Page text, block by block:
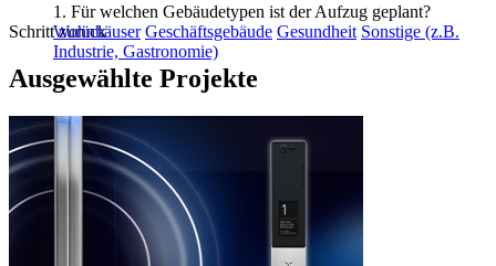
1. Für welchen Gebäudetypen ist der Aufzug geplant?
Wohnhäuser Geschäftsgebäude Gesundheit Sonstige (z.B.
Industrie, Gastronomie)
Schritt zurück
Ausgewählte Projekte